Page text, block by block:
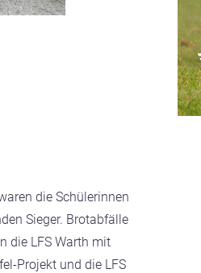
die Schülerinnen
Sieger. Brotabfälle
die LFS Warth mit
Projekt und die LFS